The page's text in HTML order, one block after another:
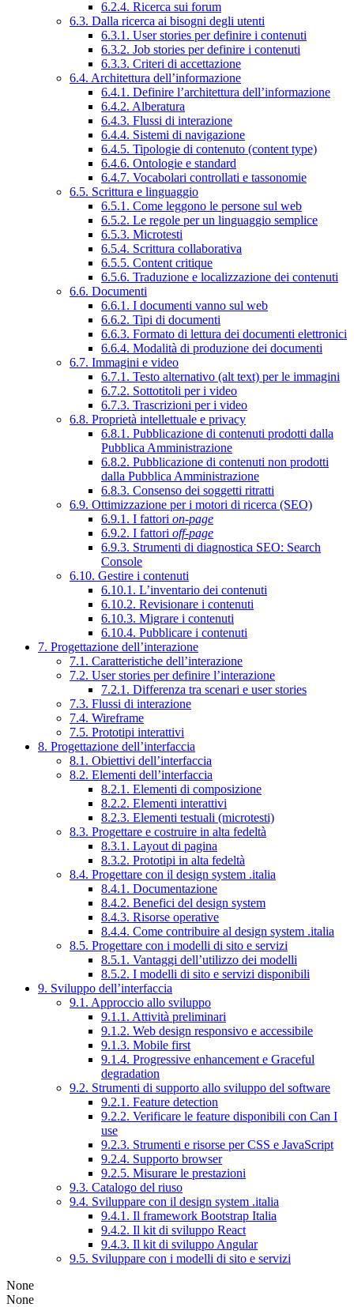
6.2.4. Ricerca sui forum
6.3. Dalla ricerca ai bisogni degli utenti
6.3.1. User stories per definire i contenuti
6.3.2. Job stories per definire i contenuti
6.3.3. Criteri di accettazione
6.4. Architettura dell’informazione
6.4.1. Definire l’architettura dell’informazione
6.4.2. Alberatura
6.4.3. Flussi di interazione
6.4.4. Sistemi di navigazione
6.4.5. Tipologie di contenuto (content type)
6.4.6. Ontologie e standard
6.4.7. Vocabolari controllati e tassonomie
6.5. Scrittura e linguaggio
6.5.1. Come leggono le persone sul web
6.5.2. Le regole per un linguaggio semplice
6.5.3. Microtesti
6.5.4. Scrittura collaborativa
6.5.5. Content critique
6.5.6. Traduzione e localizzazione dei contenuti
6.6. Documenti
6.6.1. I documenti vanno sul web
6.6.2. Tipi di documenti
6.6.3. Formato di lettura dei documenti elettronici
6.6.4. Modalità di produzione dei documenti
6.7. Immagini e video
6.7.1. Testo alternativo (alt text) per le immagini
6.7.2. Sottotitoli per i video
6.7.3. Trascrizioni per i video
6.8. Proprietà intellettuale e privacy
6.8.1. Pubblicazione di contenuti prodotti dalla
Pubblica Amministrazione
6.8.2. Pubblicazione di contenuti non prodotti
dalla Pubblica Amministrazione
6.8.3. Consenso dei soggetti ritratti
6.9. Ottimizzazione per i motori di ricerca (SEO)
6.9.1. I fattori on-page
6.9.2. I fattori off-page
6.9.3. Strumenti di diagnostica SEO: Search
Console
6.10. Gestire i contenuti
6.10.1. L’inventario dei contenuti
6.10.2. Revisionare i contenuti
6.10.3. Migrare i contenuti
6.10.4. Pubblicare i contenuti
7. Progettazione dell’interazione
7.1. Caratteristiche dell’interazione
7.2. User stories per definire l’interazione
7.2.1. Differenza tra scenari e user stories
7.3. Flussi di interazione
7.4. Wireframe
7.5. Prototipi interattivi
8. Progettazione dell’interfaccia
8.1. Obiettivi dell’interfaccia
8.2. Elementi dell’interfaccia
8.2.1. Elementi di composizione
8.2.2. Elementi interattivi
8.2.3. Elementi testuali (microtesti)
8.3. Progettare e costruire in alta fedeltà
8.3.1. Layout di pagina
8.3.2. Prototipi in alta fedeltà
8.4. Progettare con il design system .italia
8.4.1. Documentazione
8.4.2. Benefici del design system
8.4.3. Risorse operative
8.4.4. Come contribuire al design system .italia
8.5. Progettare con i modelli di sito e servizi
8.5.1. Vantaggi dell’utilizzo dei modelli
8.5.2. I modelli di sito e servizi disponibili
9. Sviluppo dell’interfaccia
9.1. Approccio allo sviluppo
9.1.1. Attività preliminari
9.1.2. Web design responsivo e accessibile
9.1.3. Mobile first
9.1.4. Progressive enhancement e Graceful
degradation
9.2. Strumenti di supporto allo sviluppo del software
9.2.1. Feature detection
9.2.2. Verificare le feature disponibili con Can I
use
9.2.3. Strumenti e risorse per CSS e JavaScript
9.2.4. Supporto browser
9.2.5. Misurare le prestazioni
9.3. Catalogo del riuso
9.4. Sviluppare con il design system .italia
9.4.1. Il framework Bootstrap Italia
9.4.2. Il kit di sviluppo React
9.4.3. Il kit di sviluppo Angular
9.5. Sviluppare con i modelli di sito e servizi
None
None